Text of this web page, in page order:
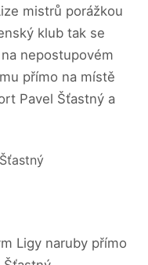
mistrů porážkou
klub tak se
nepostupovém
přímo na místě
Pavel Šťastný a
Ligy naruby přímo